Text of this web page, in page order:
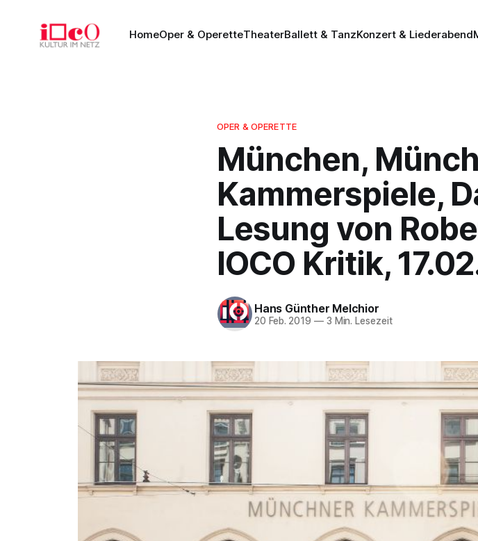
HomeOper & OperetteTheaterBallett & TanzKonzert & Liederabend
OPER & OPERETTE
München,
Kammerspiele,
Lesung von
IOCO Kritik,
Hans Günther Melchior
20 Feb. 2019 —3 Min. Lesezeit